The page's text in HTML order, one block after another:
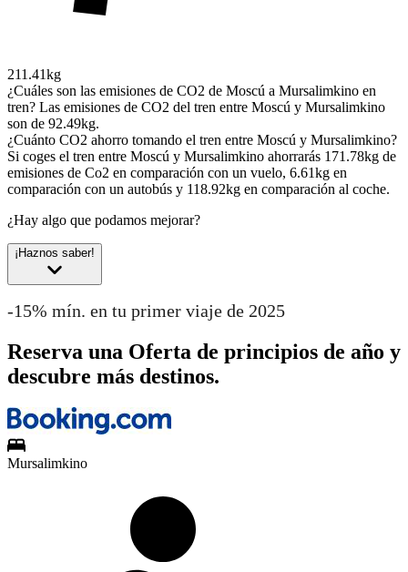
211.41kg
¿Cuáles son las emisiones de CO2 de Moscú a Mursalimkino en
tren? Las emisiones de CO2 del tren entre Moscú y Mursalimkino
son de 92.49kg.
¿Cuánto CO2 ahorro tomando el tren entre Moscú y Mursalimkino?
Si coges el tren entre Moscú y Mursalimkino ahorrarás 171.78kg de
emisiones de Co2 en comparación con un vuelo, 6.61kg en
comparación con un autobús y 118.92kg en comparación al coche.
¿Hay algo que podamos mejorar?
¡Haznos saber!
-15% mín. en tu primer viaje de 2025
Reserva una Oferta de principios de año y
descubre más destinos.
Mursalimkino